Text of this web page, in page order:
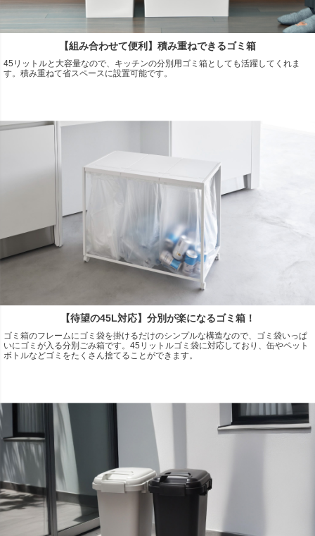
【組み合わせて便利】積み重ねできるゴミ箱
45リットルと大容量なので、キッチンの分別用ゴミ箱としても活躍してくれま
す。積み重ねて省スペースに設置可能です。
【待望の45L対応】分別が楽になるゴミ箱！
ゴミ箱のフレームにゴミ袋を掛けるだけのシンプルな構造なので、ゴミ袋いっぱ
いにゴミが入る分別ごみ箱です。45リットルゴミ袋に対応しており、缶やペット
ボトルなどゴミをたくさん捨てることができます。